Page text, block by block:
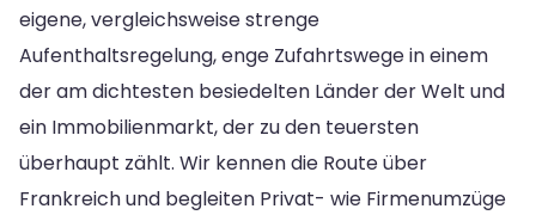
eigene, vergleichsweise strenge
Aufenthaltsregelung, enge Zufahrtswege in einem
der am dichtesten besiedelten Länder der Welt und
ein Immobilienmarkt, der zu den teuersten
überhaupt zählt. Wir kennen die Route über
Frankreich und begleiten Privat- wie Firmenumzüge